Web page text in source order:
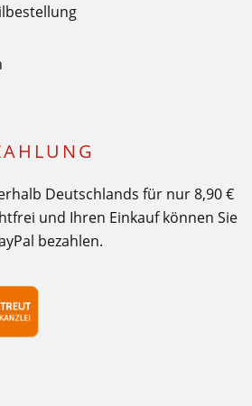
Deutschlands für nur 8,90 €
und Ihren Einkauf können Sie
bezahlen.